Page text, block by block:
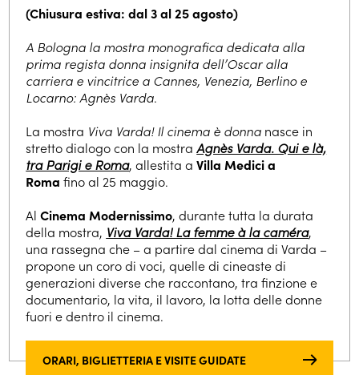
ISCRIVITI ALLA NEWSLETTER
(Chiusura estiva: dal 3 al 25 agosto)
A Bologna la mostra monografica dedicata alla
prima regista donna insignita dell’Oscar alla
carriera e vincitrice a Cannes, Venezia, Berlino e
Locarno: Agnès Varda.
La mostra Viva Varda! Il cinema è donna nasce in
stretto dialogo con la mostraAgnès Varda. Qui e là,
tra Parigi e Roma, allestita aVilla Medici a
Roma fino al 25 maggio.
AlCinema Modernissimo, durante tutta la durata
della mostra, Viva Varda! La femme à la caméra,
una rassegna che – a partire dal cinema di Varda –
propone un coro di voci, quelle di cineaste di
generazioni diverse che raccontano, tra finzione e
documentario, la vita, il lavoro, la lotta delle donne
fuori e dentro il cinema.
ORARI, BIGLIETTERIA E VISITE GUIDATE